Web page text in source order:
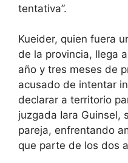
tentativa”.
Kueider, quien fuera
de la provincia, llega
año y tres meses de
acusado de intentar
declarar a territorio
juzgada Iara Guinsel,
pareja, enfrentando
que parte de los dos